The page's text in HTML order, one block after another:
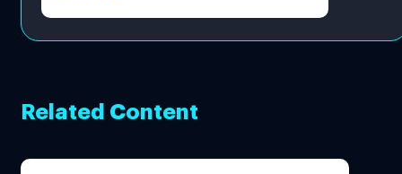
ปันผล 0.10 บาท/หุ้น
Related Content